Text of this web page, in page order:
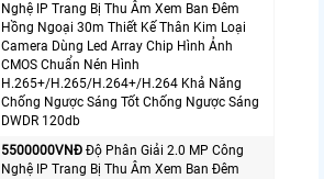
Nghệ IP Trang Bị Thu Âm Xem Ban Đêm
Hồng Ngoại 30m Thiết Kế Thân Kim Loại
Camera Dùng Led Array Chip Hình Ảnh
CMOS Chuẩn Nén Hình
H.265+/H.265/H.264+/H.264 Khả Năng
Chống Ngược Sáng Tốt Chống Ngược Sáng
DWDR 120db
5500000VNÐ Độ Phân Giải 2.0 MP Công
Nghệ IP Trang Bị Thu Âm Xem Ban Đêm